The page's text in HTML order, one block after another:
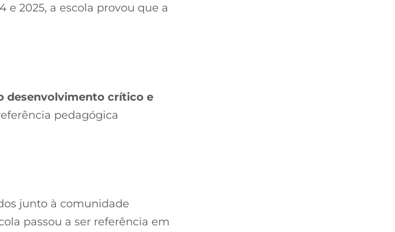
e 2025, a escola provou que a
desenvolvimento crítico e
pedagógica
junto à comunidade
passou a ser referência em